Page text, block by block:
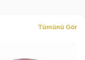
Tümünü Gör